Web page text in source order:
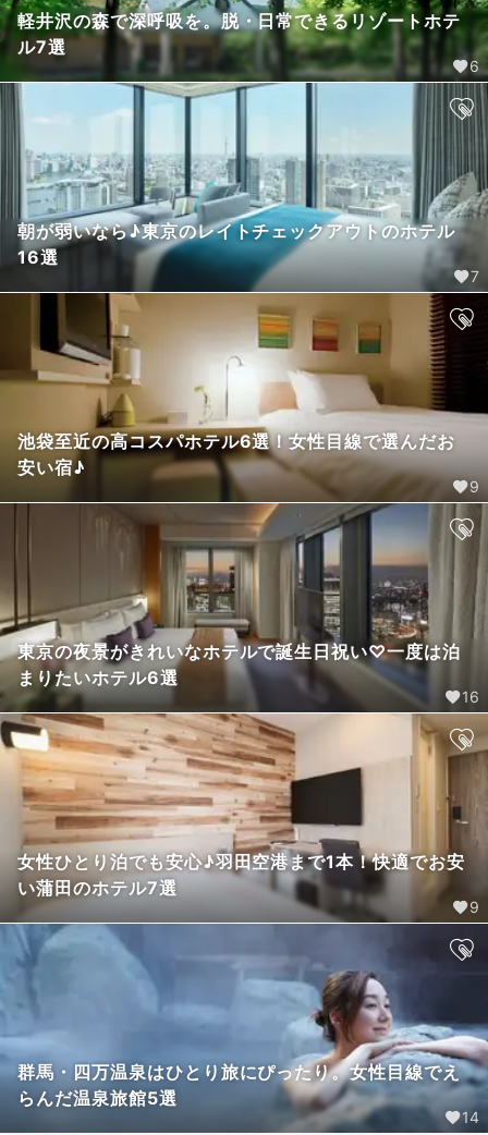
軽井沢の森で深呼吸を。脱・日常できるリゾートホテ
ル7選
6
朝が弱いなら♪東京のレイトチェックアウトのホテル
16選
7
池袋至近の高コスパホテル6選！女性目線で選んだお
安い宿♪
9
東京の夜景がきれいなホテルで誕生日祝い♡一度は泊
まりたいホテル6選
16
女性ひとり泊でも安心♪羽田空港まで1本！快適でお安
い蒲田のホテル7選
9
群馬・四万温泉はひとり旅にぴったり。女性目線でえ
らんだ温泉旅館5選
14